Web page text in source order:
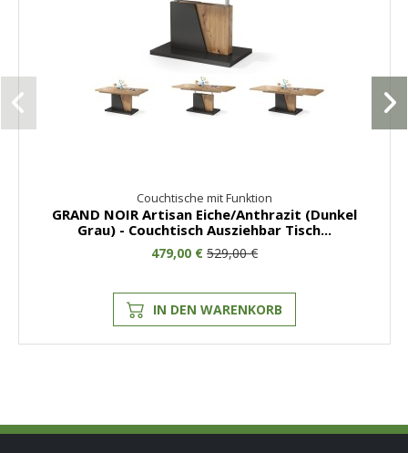
Couchtische mit Funktion
GRAND NOIR Artisan Eiche/Anthrazit (Dunkel
Grau) - Couchtisch Ausziehbar Tisch...
479,00 € 529,00 €
IN DEN WARENKORB